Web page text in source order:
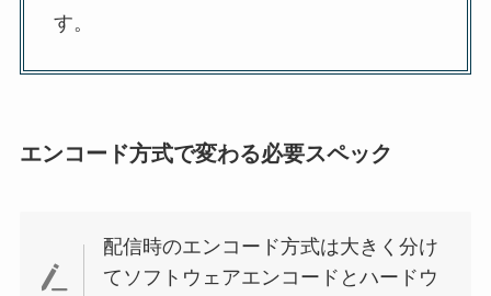
す。
エンコード方式で変わる必要スペック
配信時のエンコード方式は大きく分け
てソフトウェアエンコードとハードウ